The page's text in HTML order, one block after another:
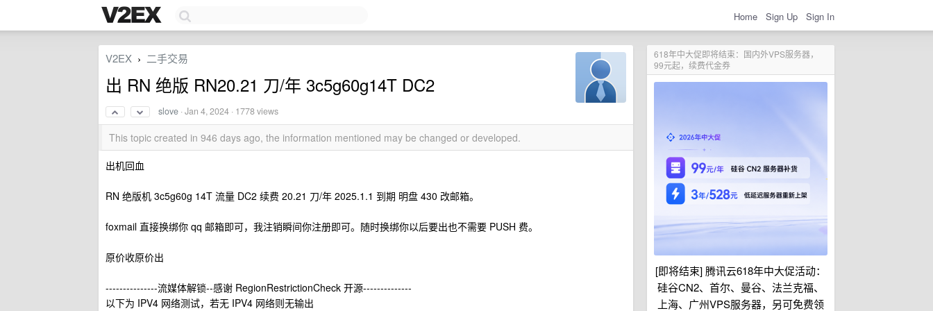
Home Sign Up Sign In
618年中大促即将结束：国内外VPS服务器，
99元起，续费代金券
[即将结束] 腾讯云618年中大促活动：
硅谷CN2、首尔、曼谷、法兰克福、
上海、广州VPS服务器，另可免费领
V2EX › 二手交易
出 RN 绝版 RN20.21 刀/年 3c5g60g14T DC2
slove ·Jan 4, 2024 · 1778 views
This topic created in 946 days ago, the information mentioned may be changed or developed.
出机回血
RN 绝版机 3c5g60g 14T 流量 DC2 续费 20.21 刀/年 2025.1.1 到期 明盘 430 改邮箱。
foxmail 直接换绑你 qq 邮箱即可，我注销瞬间你注册即可。随时换绑你以后要出也不需要 PUSH 费。
原价收原价出
---------------流媒体解锁--感谢 RegionRestrictionCheck 开源--------------
以下为 IPV4 网络测试，若无 IPV4 网络则无输出